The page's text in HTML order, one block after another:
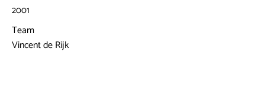
2001
Team
Vincent de Rijk